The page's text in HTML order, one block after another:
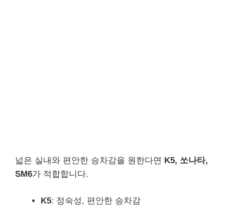
넓은 실내와 편안한 승차감을 원한다면 K5, 쏘나타,
SM6가 적합합니다.
K5: 정숙성, 편안한 승차감